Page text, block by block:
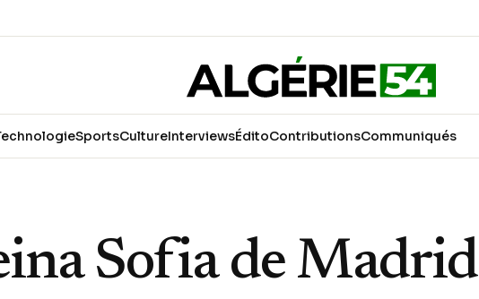
SportsCultureInterviewsÉditoContributionsCommuniqués
Sofia de Madrid